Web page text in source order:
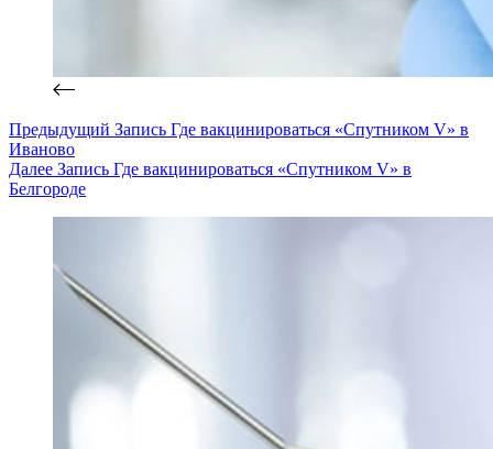
Предыдущий Запись Где вакцинироваться «Спутником V» в
Иваново
Далее Запись Где вакцинироваться «Спутником V» в
Белгороде